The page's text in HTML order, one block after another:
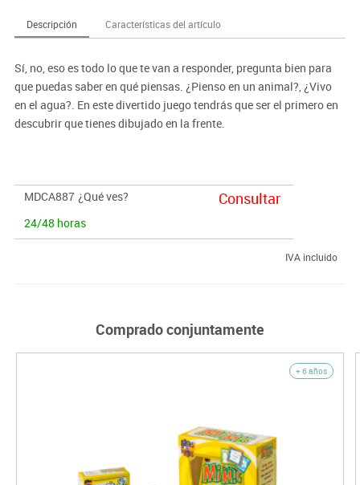
Descripción Características del artículo
Sí, no, eso es todo lo que te van a responder, pregunta bien para
que puedas saber en qué piensas. ¿Pienso en un animal?, ¿Vivo
en el agua?. En este divertido juego tendrás que ser el primero en
descubrir que tienes dibujado en la frente.
MDCA887 ¿Qué ves?
24/48 horas
Consultar
IVA incluido
Comprado conjuntamente
+ 6 años